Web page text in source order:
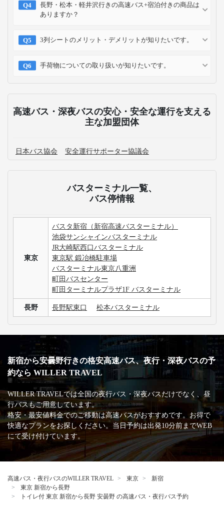
長野・松本・軽井沢行きの高速バス+宿泊付きの商品は
ありますか？
3列シートのメリット・デメリットが知りたいです。
手荷物についての取り扱いが知りたいです。
高速バス・深夜バスの安心・安全な運行を支える
主な加盟団体
日本バス協会 安全運行サポーター協議会
バスターミナル一覧、
バス停情報
東京
バスタ新宿（新宿高速バスターミナル）
池袋サンシャインバスターミナル
JR大崎駅西口バスターミナル
東京駅 鍛冶橋駐車場
バスターミナル東京八重洲
町田バスセンター
町田ターミナルプラザ1F バスターミナル
長野 長野駅東口 松本バスターミナル
新宿から安曇野行きの格安高速バス、夜行・深夜バスの予
約なら WILLER TRAVEL
WILLER TRAVELでは全国の夜行バス・深夜バスだけでなく、昼
行バスもご用意しています。
格安・最安値料金でのご移動は高速バスがおすすめです。お得で
快適なプランをお探しください。当日予約は出発10分前までWEB
にて受け付けています。
高速バス・夜行バスのWILLER TRAVEL 東京
新宿
東京 新宿から長野
トイレ付 東京 新宿から長野 安曇野 の高速バス・夜行バス予約